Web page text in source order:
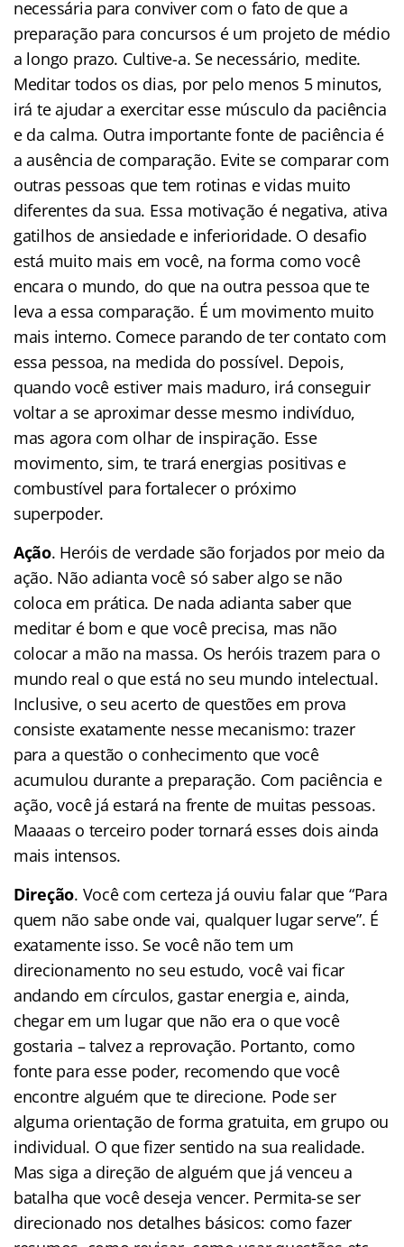
necessária para conviver com o fato de que a
preparação para concursos é um projeto de médio
a longo prazo. Cultive-a. Se necessário, medite.
Meditar todos os dias, por pelo menos 5 minutos,
irá te ajudar a exercitar esse músculo da paciência
e da calma. Outra importante fonte de paciência é
a ausência de comparação. Evite se comparar com
outras pessoas que tem rotinas e vidas muito
diferentes da sua. Essa motivação é negativa, ativa
gatilhos de ansiedade e inferioridade. O desafio
está muito mais em você, na forma como você
encara o mundo, do que na outra pessoa que te
leva a essa comparação. É um movimento muito
mais interno. Comece parando de ter contato com
essa pessoa, na medida do possível. Depois,
quando você estiver mais maduro, irá conseguir
voltar a se aproximar desse mesmo indivíduo,
mas agora com olhar de inspiração. Esse
movimento, sim, te trará energias positivas e
combustível para fortalecer o próximo
superpoder.
Ação. Heróis de verdade são forjados por meio da
ação. Não adianta você só saber algo se não
coloca em prática. De nada adianta saber que
meditar é bom e que você precisa, mas não
colocar a mão na massa. Os heróis trazem para o
mundo real o que está no seu mundo intelectual.
Inclusive, o seu acerto de questões em prova
consiste exatamente nesse mecanismo: trazer
para a questão o conhecimento que você
acumulou durante a preparação. Com paciência e
ação, você já estará na frente de muitas pessoas.
Maaaas o terceiro poder tornará esses dois ainda
mais intensos.
Direção. Você com certeza já ouviu falar que “Para
quem não sabe onde vai, qualquer lugar serve”. É
exatamente isso. Se você não tem um
direcionamento no seu estudo, você vai ficar
andando em círculos, gastar energia e, ainda,
chegar em um lugar que não era o que você
gostaria – talvez a reprovação. Portanto, como
fonte para esse poder, recomendo que você
encontre alguém que te direcione. Pode ser
alguma orientação de forma gratuita, em grupo ou
individual. O que fizer sentido na sua realidade.
Mas siga a direção de alguém que já venceu a
batalha que você deseja vencer. Permita-se ser
direcionado nos detalhes básicos: como fazer